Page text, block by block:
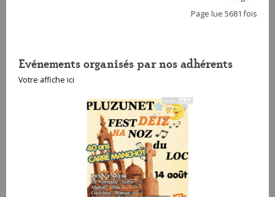
Page lue 5681 fois
Evénements organisés par nos adhérents
Votre affiche ici